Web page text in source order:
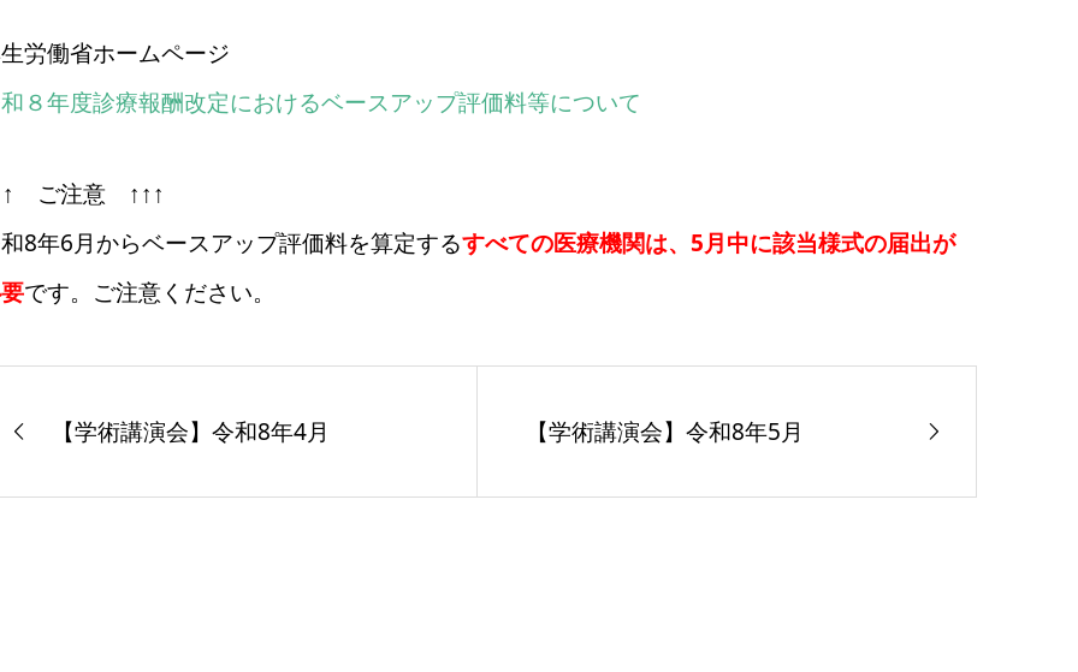
労働省ホームページ
８年度診療報酬改定におけるベースアップ評価料等について
ご注意 ↑↑↑
8年6月からベースアップ評価料を算定するすべての医療機関は、5月中に該当様式の届出が
です。ご注意ください。
【学術講演会】令和8年4月 【学術講演会】令和8年5月